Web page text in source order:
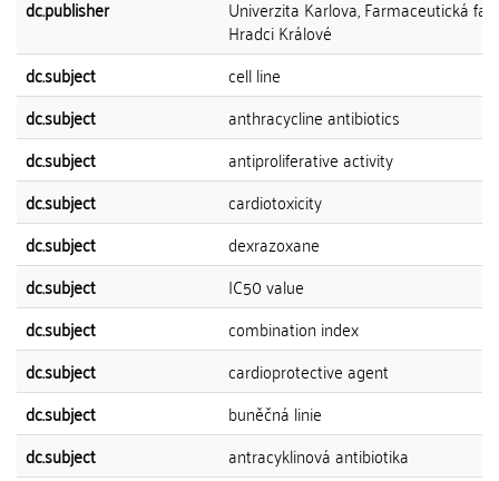
dc.publisher Univerzita Karlova, Farmaceutická
Hradci Králové
dc.subject
cell line
dc.subject
anthracycline antibiotics
dc.subject
antiproliferative activity
dc.subject
cardiotoxicity
dc.subject
dexrazoxane
dc.subject
IC50 value
dc.subject
combination index
dc.subject
cardioprotective agent
dc.subject
buněčná linie
dc.subject
antracyklinová antibiotika